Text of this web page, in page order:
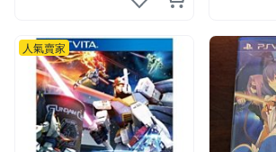
人氣賣家